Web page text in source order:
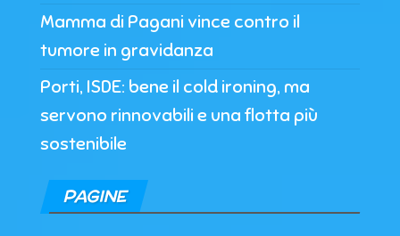
Mamma di Pagani vince contro il
tumore in gravidanza
Porti, ISDE: bene il cold ironing, ma
servono rinnovabili e una flotta più
sostenibile
PAGINE